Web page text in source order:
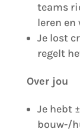
teams
leren en
Je lost
regelt
Over jou
Je hebt
bouw-/